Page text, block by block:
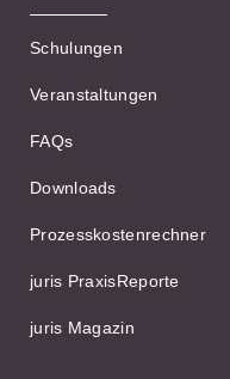
Schulungen
Veranstaltungen
FAQs
Downloads
Prozesskostenrechner
juris PraxisReporte
juris Magazin